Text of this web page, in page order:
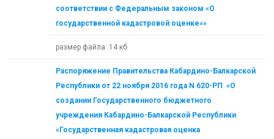
соответствии с Федеральным законом «О
государственной кадастровой оценке»»
размер файла: 14 кб
Распоряжение Правительства Кабардино-Балкарской
Республики от 22 ноября 2016 года N 620-РП «О
создании Государственного бюджетного
учреждения Кабардино-Балкарской Республики
«Государственная кадастровая оценка